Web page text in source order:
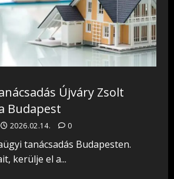
Újváry Zsolt
Budapest
2026.02.14. 0
tanácsadás Budapesten.
kerülje el a...